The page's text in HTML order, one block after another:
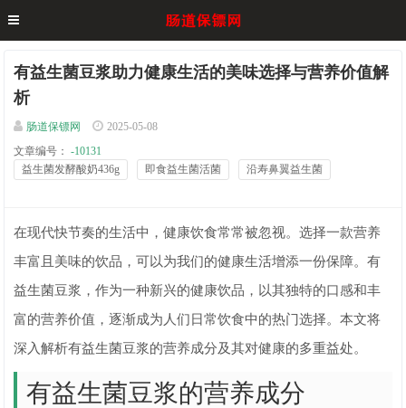
有益生菌豆浆助力健康生活的美味选择与营养价值解
析
肠道保镖网
2025-05-08
文章编号：
-10131
益生菌发酵酸奶436g
即食益生菌活菌 沿寿鼻翼益生菌
在现代快节奏的生活中，健康饮食常常被忽视。选择一款营养
丰富且美味的饮品，可以为我们的健康生活增添一份保障。有
益生菌豆浆，作为一种新兴的健康饮品，以其独特的口感和丰
富的营养价值，逐渐成为人们日常饮食中的热门选择。本文将
深入解析有益生菌豆浆的营养成分及其对健康的多重益处。
有益生菌豆浆的营养成分